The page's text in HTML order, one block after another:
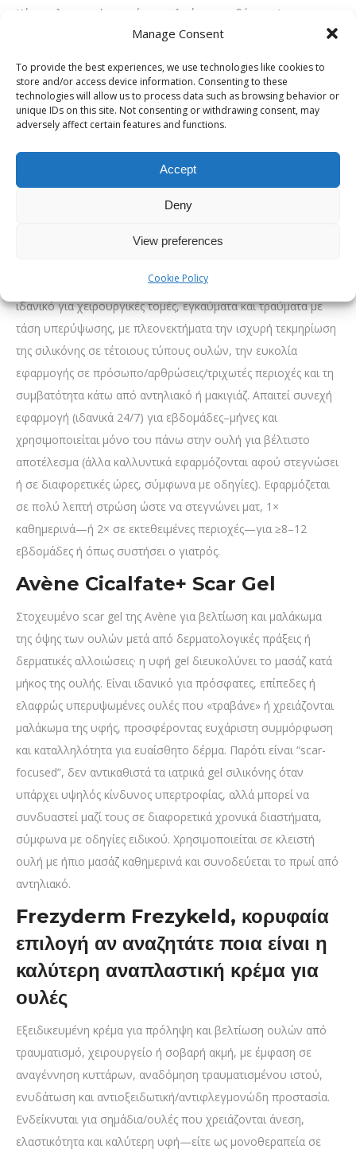
Manage Consent
To provide the best experiences, we use technologies like cookies to
store and/or access device information. Consenting to these
technologies will allow us to process data such as browsing behavior or
unique IDs on this site. Not consenting or withdrawing consent, may
adversely affect certain features and functions.
Accept
Deny
View preferences
Cookie Policy
Κύρια πλεονεκτήματα είναι η πλούσια ενυδάτωση/
καταπράυνση και η ευρεία ανεκτικότητα σε ευαίσθητες
υπερτροφίας, η σιλικόνη παραμένει η πιο στοχευμένη
επιλογή. Χρησιμοποιείται σε λεπτή στρώση σε καθαρό,
κλειστό δέρμα, με πρωινή εφαρμογή αντηλιακού (SPF).
Stratpharma Strataderm, (Gel
σιλικόνης)
γρήγορα και δημιουργεί ελαστικό φιλμ, ενδείκνυται για
και για βελτίωση κνησμού, ερυθρότητας και δυσφορίας. Είναι
ιδανικό για χειρουργικές τομές, εγκαύματα και τραύματα με
τάση υπερύψωσης, με πλεονεκτήματα την ισχυρή τεκμηρίωση
της σιλικόνης σε τέτοιους τύπους ουλών, την ευκολία
εφαρμογής σε πρόσωπο/αρθρώσεις/τριχωτές περιοχές και τη
συμβατότητα κάτω από αντηλιακό ή μακιγιάζ. Απαιτεί συνεχή
εφαρμογή (ιδανικά 24/7) για εβδομάδες–μήνες και
χρησιμοποιείται μόνο του πάνω στην ουλή για βέλτιστο
αποτέλεσμα (άλλα καλλυντικά εφαρμόζονται αφού στεγνώσει
ή σε διαφορετικές ώρες, σύμφωνα με οδηγίες). Εφαρμόζεται
σε πολύ λεπτή στρώση ώστε να στεγνώνει ματ, 1×
καθημερινά—ή 2× σε εκτεθειμένες περιοχές—για ≥8–12
εβδομάδες ή όπως συστήσει ο γιατρός.
Avène Cicalfate+ Scar Gel
Στοχευμένο scar gel της Avène για βελτίωση και μαλάκωμα
της όψης των ουλών μετά από δερματολογικές πράξεις ή
δερματικές αλλοιώσεις· η υφή gel διευκολύνει το μασάζ κατά
μήκος της ουλής. Είναι ιδανικό για πρόσφατες, επίπεδες ή
ελαφρώς υπερυψωμένες ουλές που «τραβάνε» ή χρειάζονται
μαλάκωμα της υφής, προσφέροντας ευχάριστη συμμόρφωση
και καταλληλότητα για ευαίσθητο δέρμα. Παρότι είναι “scar-
focused”, δεν αντικαθιστά τα ιατρικά gel σιλικόνης όταν
υπάρχει υψηλός κίνδυνος υπερτροφίας, αλλά μπορεί να
συνδυαστεί μαζί τους σε διαφορετικά χρονικά διαστήματα,
σύμφωνα με οδηγίες ειδικού. Χρησιμοποιείται σε κλειστή
ουλή με ήπιο μασάζ καθημερινά και συνοδεύεται το πρωί από
αντηλιακό.
Frezyderm Frezykeld, κορυφαία
επιλογή αν αναζητάτε ποια είναι η
καλύτερη αναπλαστική κρέμα για
ουλές
Εξειδικευμένη κρέμα για πρόληψη και βελτίωση ουλών από
τραυματισμό, χειρουργείο ή σοβαρή ακμή, με έμφαση σε
αναγέννηση κυττάρων, αναδόμηση τραυματισμένου ιστού,
ενυδάτωση και αντιοξειδωτική/αντιφλεγμονώδη προστασία.
Ενδείκνυται για σημάδια/ουλές που χρειάζονται άνεση,
ελαστικότητα και καλύτερη υφή—είτε ως μονοθεραπεία σε